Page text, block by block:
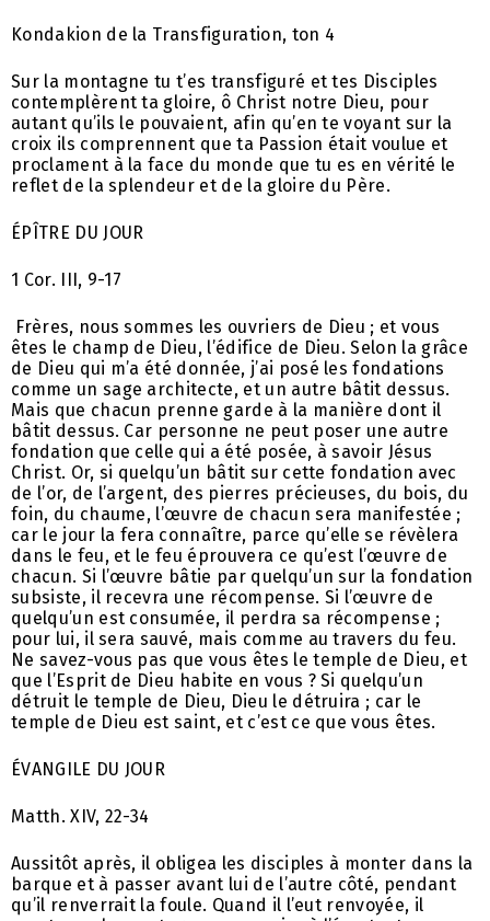
Kondakion de la Transfiguration, ton 4
Sur la montagne tu t’es transfiguré et tes Disciples
contemplèrent ta gloire, ô Christ notre Dieu, pour
autant qu’ils le pouvaient, afin qu’en te voyant sur la
croix ils comprennent que ta Passion était voulue et
proclament à la face du monde que tu es en vérité le
reflet de la splendeur et de la gloire du Père.
ÉPÎTRE DU JOUR
1 Cor. III, 9-17
Frères, nous sommes les ouvriers de Dieu ; et vous
êtes le champ de Dieu, l’édifice de Dieu. Selon la grâce
de Dieu qui m’a été donnée, j’ai posé les fondations
comme un sage architecte, et un autre bâtit dessus.
Mais que chacun prenne garde à la manière dont il
bâtit dessus. Car personne ne peut poser une autre
fondation que celle qui a été posée, à savoir Jésus
Christ. Or, si quelqu’un bâtit sur cette fondation avec
de l’or, de l’argent, des pierres précieuses, du bois, du
foin, du chaume, l’œuvre de chacun sera manifestée ;
car le jour la fera connaître, parce qu’elle se révèlera
dans le feu, et le feu éprouvera ce qu’est l’œuvre de
chacun. Si l’œuvre bâtie par quelqu’un sur la fondation
subsiste, il recevra une récompense. Si l’œuvre de
quelqu’un est consumée, il perdra sa récompense ;
pour lui, il sera sauvé, mais comme au travers du feu.
Ne savez-vous pas que vous êtes le temple de Dieu, et
que l’Esprit de Dieu habite en vous ? Si quelqu’un
détruit le temple de Dieu, Dieu le détruira ; car le
temple de Dieu est saint, et c’est ce que vous êtes.
ÉVANGILE DU JOUR
Matth. XIV, 22-34
Aussitôt après, il obligea les disciples à monter dans la
barque et à passer avant lui de l’autre côté, pendant
qu’il renverrait la foule. Quand il l’eut renvoyée, il